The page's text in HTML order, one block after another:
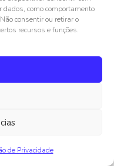
como comportamento
consentir ou retirar o
recursos e funções.
de Privacidade